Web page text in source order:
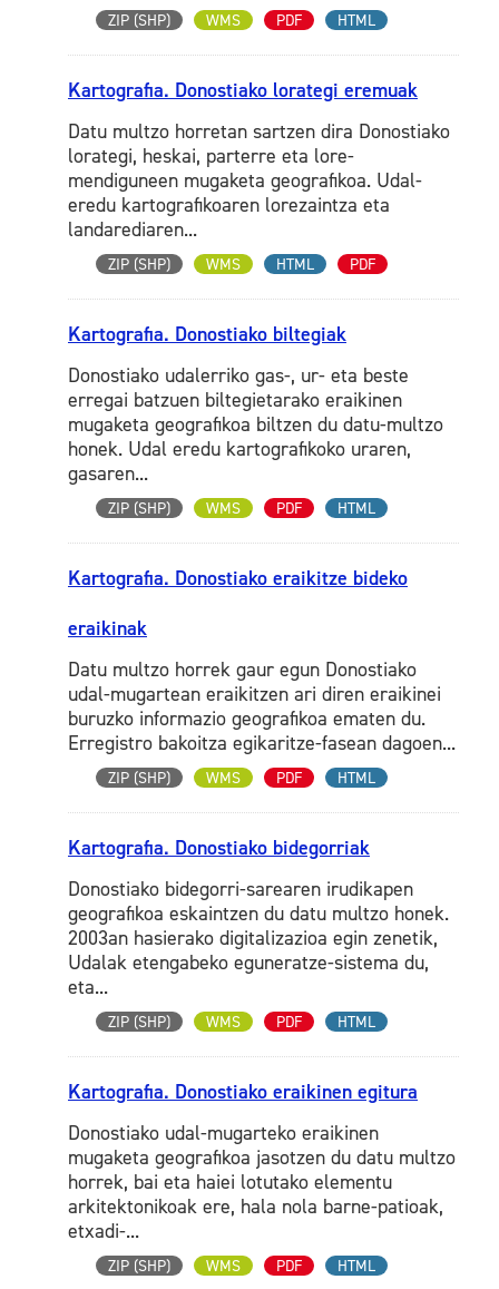
ZIP (SHP) WMS PDF HTML
Kartografia. Donostiako lorategi eremuak
Datu multzo horretan sartzen dira Donostiako
lorategi, heskai, parterre eta lore-
mendiguneen mugaketa geografikoa. Udal-
eredu kartografikoaren lorezaintza eta
landarediaren...
ZIP (SHP) WMS HTML PDF
Kartografia. Donostiako biltegiak
Donostiako udalerriko gas-, ur- eta beste
erregai batzuen biltegietarako eraikinen
mugaketa geografikoa biltzen du datu-multzo
honek. Udal eredu kartografikoko uraren,
gasaren...
ZIP (SHP) WMS PDF HTML
Kartografia. Donostiako eraikitze bideko
eraikinak
Datu multzo horrek gaur egun Donostiako
udal-mugartean eraikitzen ari diren eraikinei
buruzko informazio geografikoa ematen du.
Erregistro bakoitza egikaritze-fasean dagoen...
ZIP (SHP) WMS PDF HTML
Kartografia. Donostiako bidegorriak
Donostiako bidegorri-sarearen irudikapen
geografikoa eskaintzen du datu multzo honek.
2003an hasierako digitalizazioa egin zenetik,
Udalak etengabeko eguneratze-sistema du,
eta...
ZIP (SHP) WMS PDF HTML
Kartografia. Donostiako eraikinen egitura
Donostiako udal-mugarteko eraikinen
mugaketa geografikoa jasotzen du datu multzo
horrek, bai eta haiei lotutako elementu
arkitektonikoak ere, hala nola barne-patioak,
etxadi-...
ZIP (SHP) WMS PDF HTML